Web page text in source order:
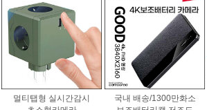
멀티탭형 실시간감시
국내 배송/1300만화소